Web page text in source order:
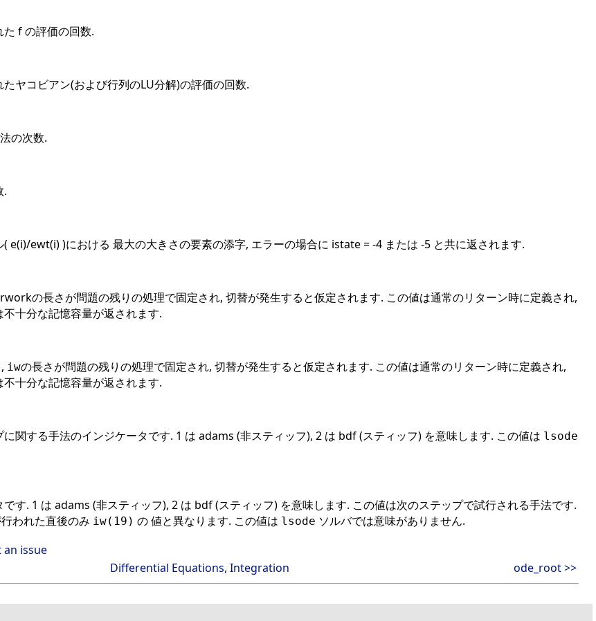
f の評価の回数.
ヤコビアン(および行列のLU分解)の評価の回数.
の次数.
.
e(i)/ewt(i) )における 最大の大きさの要素の添字, エラーの場合に istate = -4 または -5 と共に返されます.
の長さが問題の残りの処理で固定され, 切替が発生すると仮定されます. この値は通常のリターン時に定義され,
十分な記憶容量が返されます.
iwの長さが問題の残りの処理で固定され, 切替が発生すると仮定されます. この値は通常のリターン時に定義され,
十分な記憶容量が返されます.
関する手法のインジケータです. 1 は adams (非スティッフ), 2 は bdf (スティッフ) を意味します. この値は lsode
す. 1 は adams (非スティッフ), 2 は bdf (スティッフ) を意味します. この値は次のステップで試行される手法です.
われた直後のみ iw(19) の 値と異なります. この値は lsode ソルバでは意味がありません.
an issue
Differential Equations, Integration ode_root >>